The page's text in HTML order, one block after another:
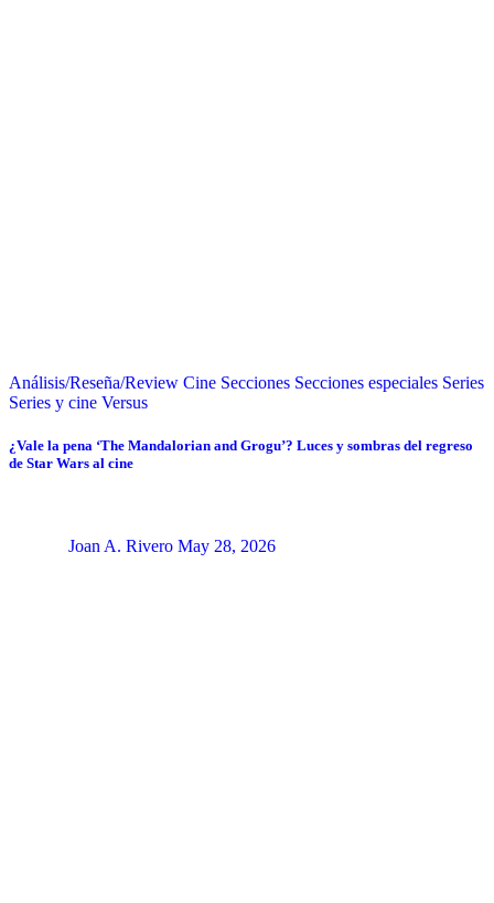
Análisis/Reseña/Review Cine Secciones Secciones especiales Series
Series y cine Versus
¿Vale la pena ‘The Mandalorian and Grogu’? Luces y sombras del regreso
de Star Wars al cine
Joan A. Rivero May 28, 2026